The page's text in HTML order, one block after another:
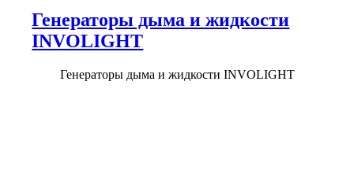
Генераторы дыма и жидкости
INVOLIGHT
Генераторы дыма и жидкости INVOLIGHT